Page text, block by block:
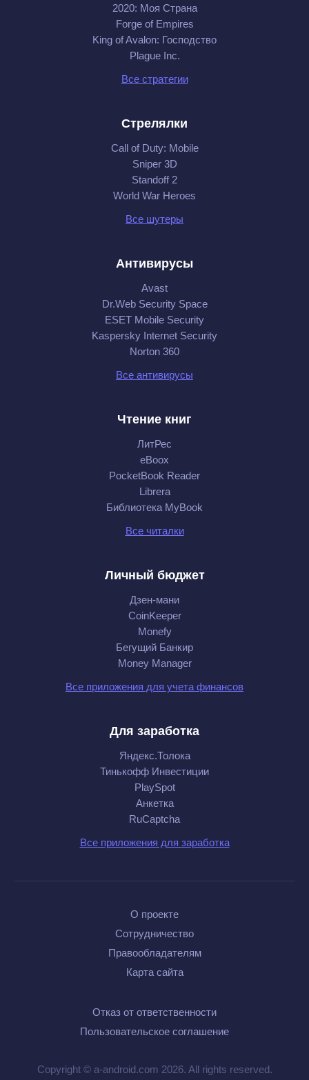
2020: Моя Cтрана
Forge of Empires
King of Avalon: Господство
Plague Inc.
Все стратегии
Стрелялки
Call of Duty: Mobile
Sniper 3D
Standoff 2
World War Heroes
Все шутеры
Антивирусы
Avast
Dr.Web Security Space
ESET Mobile Security
Kaspersky Internet Security
Norton 360
Все антивирусы
Чтение книг
ЛитРес
eBoox
PocketBook Reader
Librera
Библиотека MyBook
Все читалки
Личный бюджет
Дзен-мани
CoinKeeper
Monefy
Бегущий Банкир
Money Manager
Все приложения для учета финансов
Для заработка
Яндекс.Толока
Тинькофф Инвестиции
PlaySpot
Анкетка
RuCaptcha
Все приложения для заработка
О проекте
Сотрудничество
Правообладателям
Карта сайта
Отказ от ответственности
Пользовательское соглашение
Copyright © a-android.com 2026. All rights reserved.